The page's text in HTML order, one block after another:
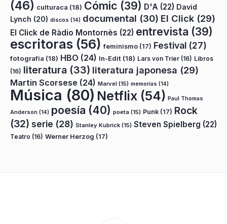
(46) culturaca (18) Cómic (39) D'A (22) David
Lynch (20) discos (14) documental (30) El Click (29)
El Click de Ràdio Montornès (22) entrevista (39)
escritoras (56) feminismo (17) Festival (27)
fotografía (18) HBO (24) In-Edit (18) Lars von Trier (16) Libros
(16) literatura (33) literatura japonesa (29)
Martin Scorsese (24) Marvel (15) memorias (14)
Música (80) Netflix (54) Paul Thomas
Anderson (14) poesía (40) poeta (15) Punk (17) Rock
(32) serie (28) Stanley Kubrick (15) Steven Spielberg (22)
Teatro (16) Werner Herzog (17)